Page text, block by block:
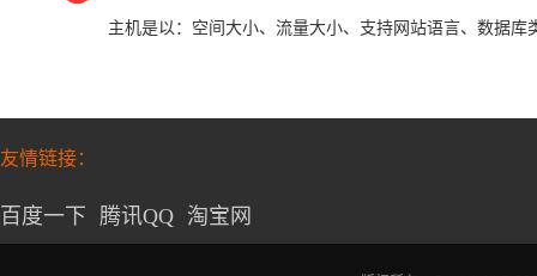
主机是以：空间大小、流量大小、支持网站语言、数据库
友情链接：
百度一下 腾讯QQ 淘宝网